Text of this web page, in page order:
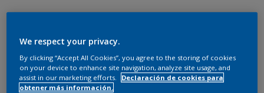
Shakespeare - 70YY 50/383
Cambiar de color
We respect your privacy.
By clicking “Accept All Cookies”, you agree to the storing of cookies
on your device to enhance site navigation, analyze site usage, and
assist in our marketing efforts.
Declaración de cookies para
obtener más información.